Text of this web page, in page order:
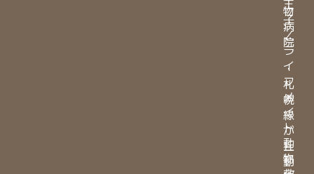
物
病
院
・
札
幌
緑
が
丘
動
王
子
／
ラ
イ
フ
メ
イ
ト
動
物